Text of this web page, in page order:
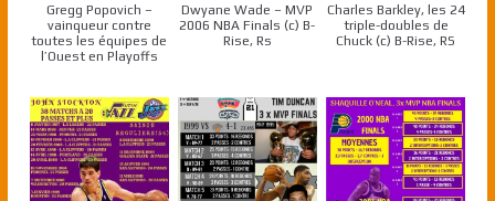
Gregg Popovich –
vainqueur contre
toutes les équipes de
l’Ouest en Playoffs
Dwyane Wade – MVP
2006 NBA Finals (c) B-
Rise, Rs
Charles Barkley, les 24
triple-doubles de
Chuck (c) B-Rise, RS